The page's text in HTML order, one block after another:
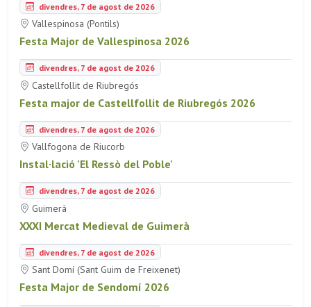
divendres, 7 de agost de 2026
Vallespinosa (Pontils)
Festa Major de Vallespinosa 2026
divendres, 7 de agost de 2026
Castellfollit de Riubregós
Festa major de Castellfollit de Riubregós 2026
divendres, 7 de agost de 2026
Vallfogona de Riucorb
Instal·lació 'El Ressò del Poble'
divendres, 7 de agost de 2026
Guimerà
XXXI Mercat Medieval de Guimerà
divendres, 7 de agost de 2026
Sant Domí (Sant Guim de Freixenet)
Festa Major de Sendomí 2026